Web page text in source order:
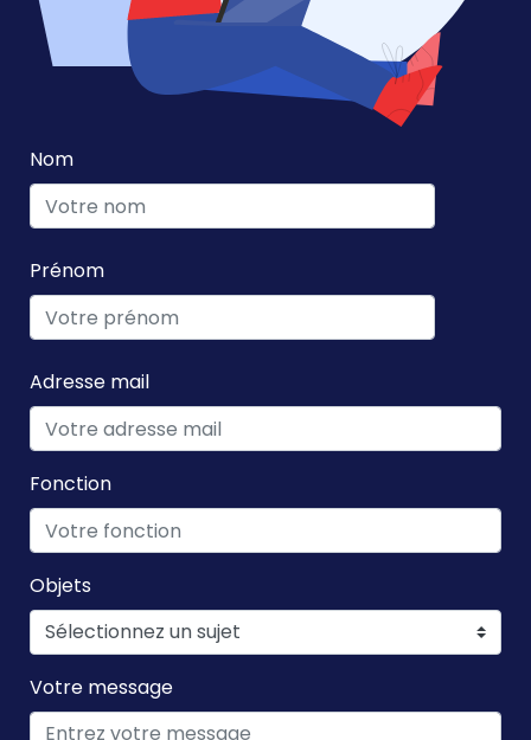
Nom
Prénom
Adresse mail
Fonction
Objets
Votre message